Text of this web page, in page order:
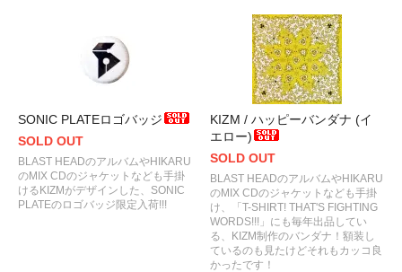
SONIC PLATEロゴバッジ
SOLD OUT
BLAST HEADのアルバムやHIKARU
のMIX CDのジャケットなども手掛
けるKIZMがデザインした、SONIC
PLATEのロゴバッジ限定入荷!!!
KIZM / ハッピーバンダナ (イ
エロー)
SOLD OUT
BLAST HEADのアルバムやHIKARU
のMIX CDのジャケットなども手掛
け、「T-SHIRT! THAT'S FIGHTING
WORDS!!!」にも毎年出品してい
る、KIZM制作のバンダナ！額装し
ているのも見たけどそれもカッコ良
かったです！